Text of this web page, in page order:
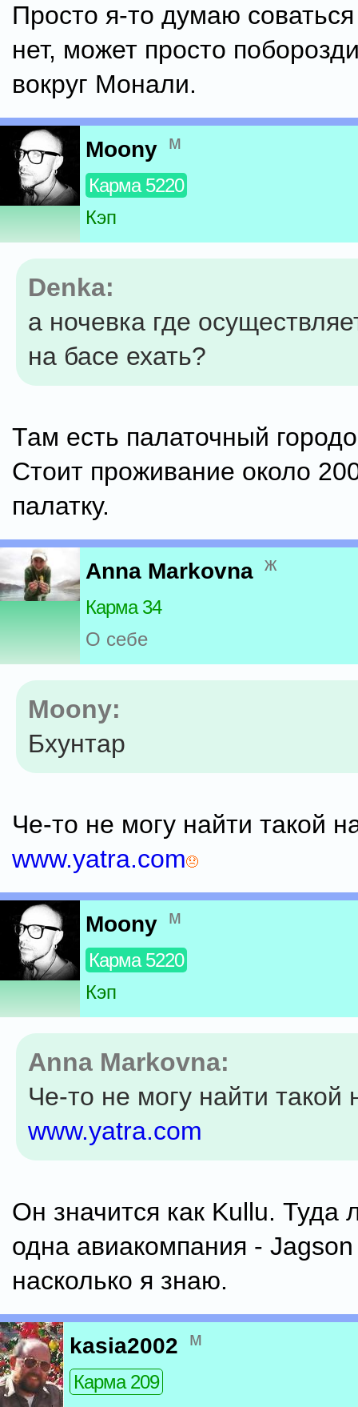
Просто я-то думаю
нет, может просто
вокруг Монали.
Moony м
Карма 5220
Кэп
Denka:
а ночевка где
на басе ехать?
Там есть палаточный
Стоит проживание около
палатку.
Anna Markovna ж
Карма 34
О себе
Moony:
Бхунтар
Че-то не могу найти такой
www.yatra.com
Moony м
Карма 5220
Кэп
Anna Markovna:
Че-то не могу найти такой
www.yatra.com
Он значится как Kullu. Туда
одна авиакомпания -
насколько я знаю.
kasia2002 м
Карма 209